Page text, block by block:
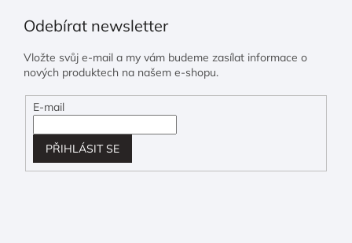
Odebírat newsletter
Vložte svůj e-mail a my vám budeme zasílat informace o
nových produktech na našem e-shopu.
E-mail
PŘIHLÁSIT SE